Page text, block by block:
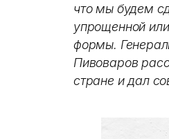
что мы будем
упрощенной
формы.
Пивоваров
стране и дал